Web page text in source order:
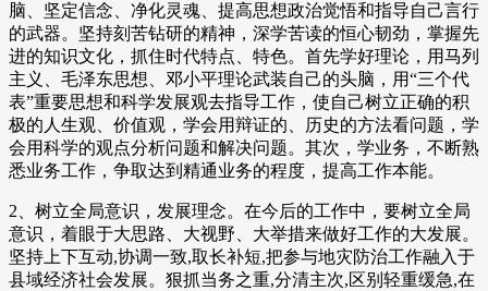
脑、坚定信念、净化灵魂、提高思想政治觉悟和指导自己言行
的武器。坚持刻苦钻研的精神，深学苦读的恒心韧劲，掌握先
进的知识文化，抓住时代特点、特色。首先学好理论，用马列
主义、毛泽东思想、邓小平理论武装自己的头脑，用“三个代
表”重要思想和科学发展观去指导工作，使自己树立正确的积
极的人生观、价值观，学会用辩证的、历史的方法看问题，学
会用科学的观点分析问题和解决问题。其次，学业务，不断熟
悉业务工作，争取达到精通业务的程度，提高工作本能。
2、树立全局意识，发展理念。在今后的工作中，要树立全局
意识，着眼于大思路、大视野、大举措来做好工作的大发展。
坚持上下互动,协调一致,取长补短,把参与地灾防治工作融入于
县域经济社会发展。狠抓当务之重,分清主次,区别轻重缓急,在